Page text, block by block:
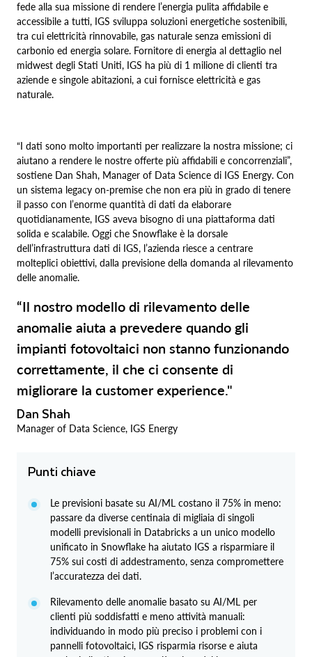
fede alla sua missione di rendere l’energia pulita affidabile e
accessibile a tutti, IGS sviluppa soluzioni energetiche sostenibili,
tra cui elettricità rinnovabile, gas naturale senza emissioni di
carbonio ed energia solare. Fornitore di energia al dettaglio nel
midwest degli Stati Uniti, IGS ha più di 1 milione di clienti tra
aziende e singole abitazioni, a cui fornisce elettricità e gas
naturale.
“I dati sono molto importanti per realizzare la nostra missione; ci
aiutano a rendere le nostre offerte più affidabili e concorrenziali”,
sostiene Dan Shah, Manager of Data Science di IGS Energy. Con
un sistema legacy on‑premise che non era più in grado di tenere
il passo con l’enorme quantità di dati da elaborare
quotidianamente, IGS aveva bisogno di una piattaforma dati
solida e scalabile. Oggi che Snowflake è la dorsale
dell’infrastruttura dati di IGS, l’azienda riesce a centrare
molteplici obiettivi, dalla previsione della domanda al rilevamento
delle anomalie.
“Il nostro modello di rilevamento delle
anomalie aiuta a prevedere quando gli
impianti fotovoltaici non stanno funzionando
correttamente, il che ci consente di
migliorare la customer experience."
Dan Shah
Manager of Data Science, IGS Energy
Punti chiave
Le previsioni basate su AI/ML costano il 75% in meno:
passare da diverse centinaia di migliaia di singoli
modelli previsionali in Databricks a un unico modello
unificato in Snowflake ha aiutato IGS a risparmiare il
75% sui costi di addestramento, senza compromettere
l’accuratezza dei dati.
Rilevamento delle anomalie basato su AI/ML per
clienti più soddisfatti e meno attività manuali:
individuando in modo più preciso i problemi con i
pannelli fotovoltaici, IGS risparmia risorse e aiuta